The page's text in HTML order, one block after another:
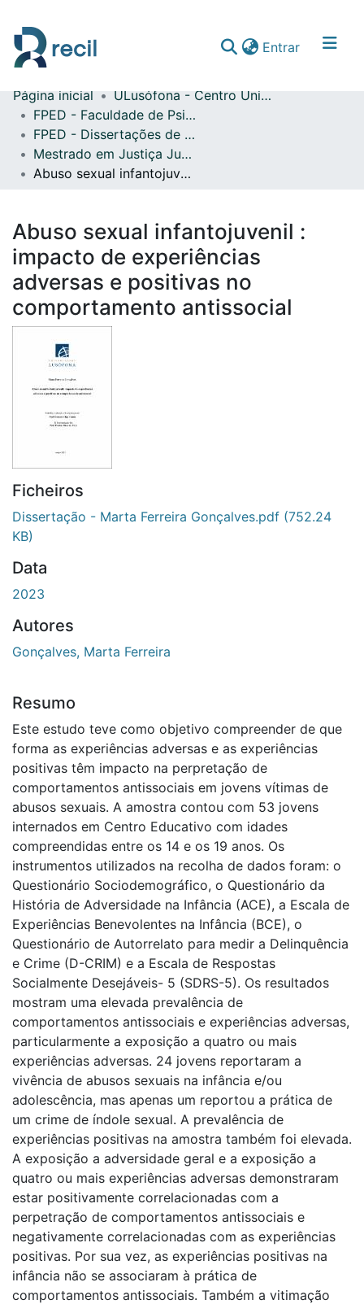
Entrar(current)
Comunidades & Coleções
Percorrer repositório
Estatísticas
Página inicial
ULusófona - Centro Universitário do Porto
FPED - Faculdade de Psicologia, Educação e Desporto
FPED - Dissertações de Mestrado
Mestrado em Justiça Juvenil e Proteção de Crianças e Jovens em Perigo
Abuso sexual infantojuvenil : impacto de experiências adversas e positivas no comportamento antissocial
Abuso sexual infantojuvenil :
impacto de experiências
adversas e positivas no
comportamento antissocial
Ficheiros
Dissertação - Marta Ferreira Gonçalves.pdf (752.24
KB)
Data
2023
Autores
Gonçalves, Marta Ferreira
Resumo
Este estudo teve como objetivo compreender de que
forma as experiências adversas e as experiências
positivas têm impacto na perpretação de
comportamentos antissociais em jovens vítimas de
abusos sexuais. A amostra contou com 53 jovens
internados em Centro Educativo com idades
compreendidas entre os 14 e os 19 anos. Os
instrumentos utilizados na recolha de dados foram: o
Questionário Sociodemográfico, o Questionário da
História de Adversidade na Infância (ACE), a Escala de
Experiências Benevolentes na Infância (BCE), o
Questionário de Autorrelato para medir a Delinquência
e Crime (D-CRIM) e a Escala de Respostas
Socialmente Desejáveis- 5 (SDRS-5). Os resultados
mostram uma elevada prevalência de
comportamentos antissociais e experiências adversas,
particularmente a exposição a quatro ou mais
experiências adversas. 24 jovens reportaram a
vivência de abusos sexuais na infância e/ou
adolescência, mas apenas um reportou a prática de
um crime de índole sexual. A prevalência de
experiências positivas na amostra também foi elevada.
A exposição a adversidade geral e a exposição a
quatro ou mais experiências adversas demonstraram
estar positivamente correlacionadas com a
perpetração de comportamentos antissociais e
negativamente correlacionadas com as experiências
positivas. Por sua vez, as experiências positivas na
infância não se associaram à prática de
comportamentos antissociais. Também a vitimação